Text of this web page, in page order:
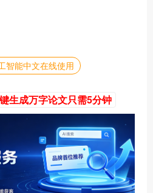
智能中文在线使用
生成万字论文只需5分钟